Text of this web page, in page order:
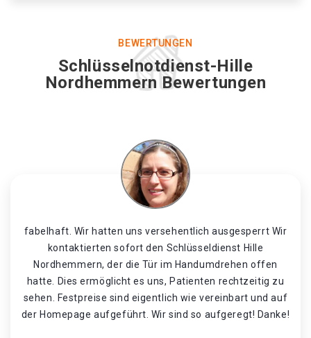
BEWERTUNGEN
Schlüsselnotdienst-Hille
Nordhemmern Bewertungen
fabelhaft. Wir hatten uns versehentlich ausgesperrt Wir
kontaktierten sofort den Schlüsseldienst Hille
Nordhemmern, der die Tür im Handumdrehen offen
hatte. Dies ermöglicht es uns, Patienten rechtzeitig zu
sehen. Festpreise sind eigentlich wie vereinbart und auf
der Homepage aufgeführt. Wir sind so aufgeregt! Danke!